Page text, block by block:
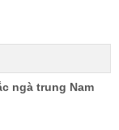
ngà trung Nam